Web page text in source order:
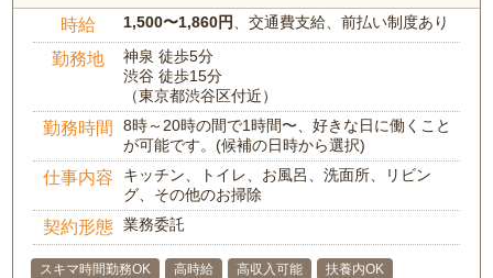
時給 1,500〜1,860円 、交通費支給、前払い制度あり
勤務地
神泉 徒歩5分
渋谷 徒歩15分
（東京都渋谷区付近）
勤務時間
8時～20時の間で1時間〜、好きな日に働くこと
が可能です。(候補の日時から選択)
仕事内容
キッチン、トイレ、お風呂、洗面所、リビン
グ、その他のお掃除
契約形態 業務委託
スキマ時間勤務OK 高時給 高収入可能
扶養内OK